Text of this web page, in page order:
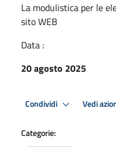
La modulistica per le
sito WEB
Data :
20 agosto 2025
Condividi Vedi
Categorie: